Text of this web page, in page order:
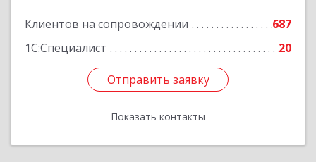
Клиентов на сопровождении
687
1С:Специалист
20
Отправить заявку
Показать контакты
Отправить заявку
Назад